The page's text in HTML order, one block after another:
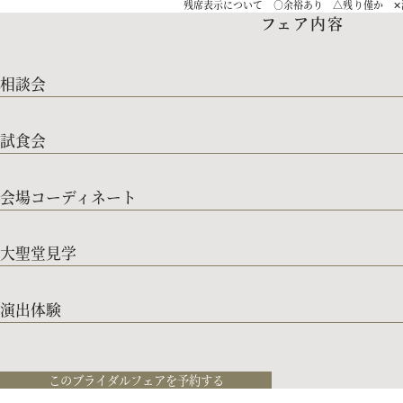
残席表示について ○余裕あり △残り僅か ✕
フェア内容
相談会
試食会
会場コーディネート
大聖堂見学
演出体験
このブライダルフェアを予約する